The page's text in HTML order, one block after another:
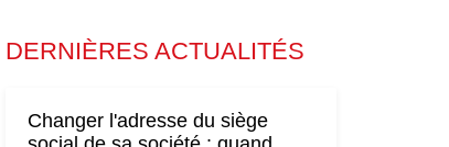
DERNIÈRES ACTUALITÉS
Changer l'adresse du siège